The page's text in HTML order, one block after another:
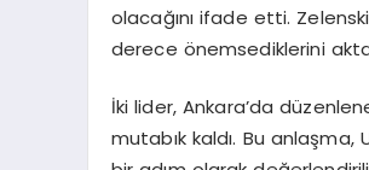
olacağını ifade etti.
derece önemsediklerini
İki lider, Ankara’da
mutabık kaldı. Bu anlaşma,